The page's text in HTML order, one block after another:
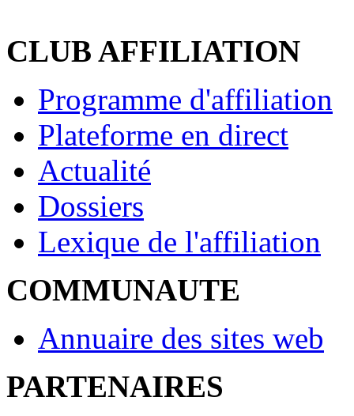
CLUB AFFILIATION
Programme d'affiliation
Plateforme en direct
Actualité
Dossiers
Lexique de l'affiliation
COMMUNAUTE
Annuaire des sites web
PARTENAIRES